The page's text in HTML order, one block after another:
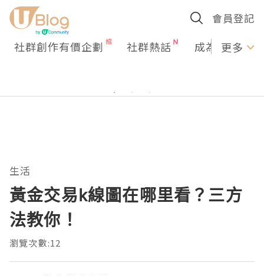
會員登記
社群創作有價企劃 社群熱話 成為U更多
生活
黃金交易k線圖在哪里看？三方
法教你！
瀏覽次數:12